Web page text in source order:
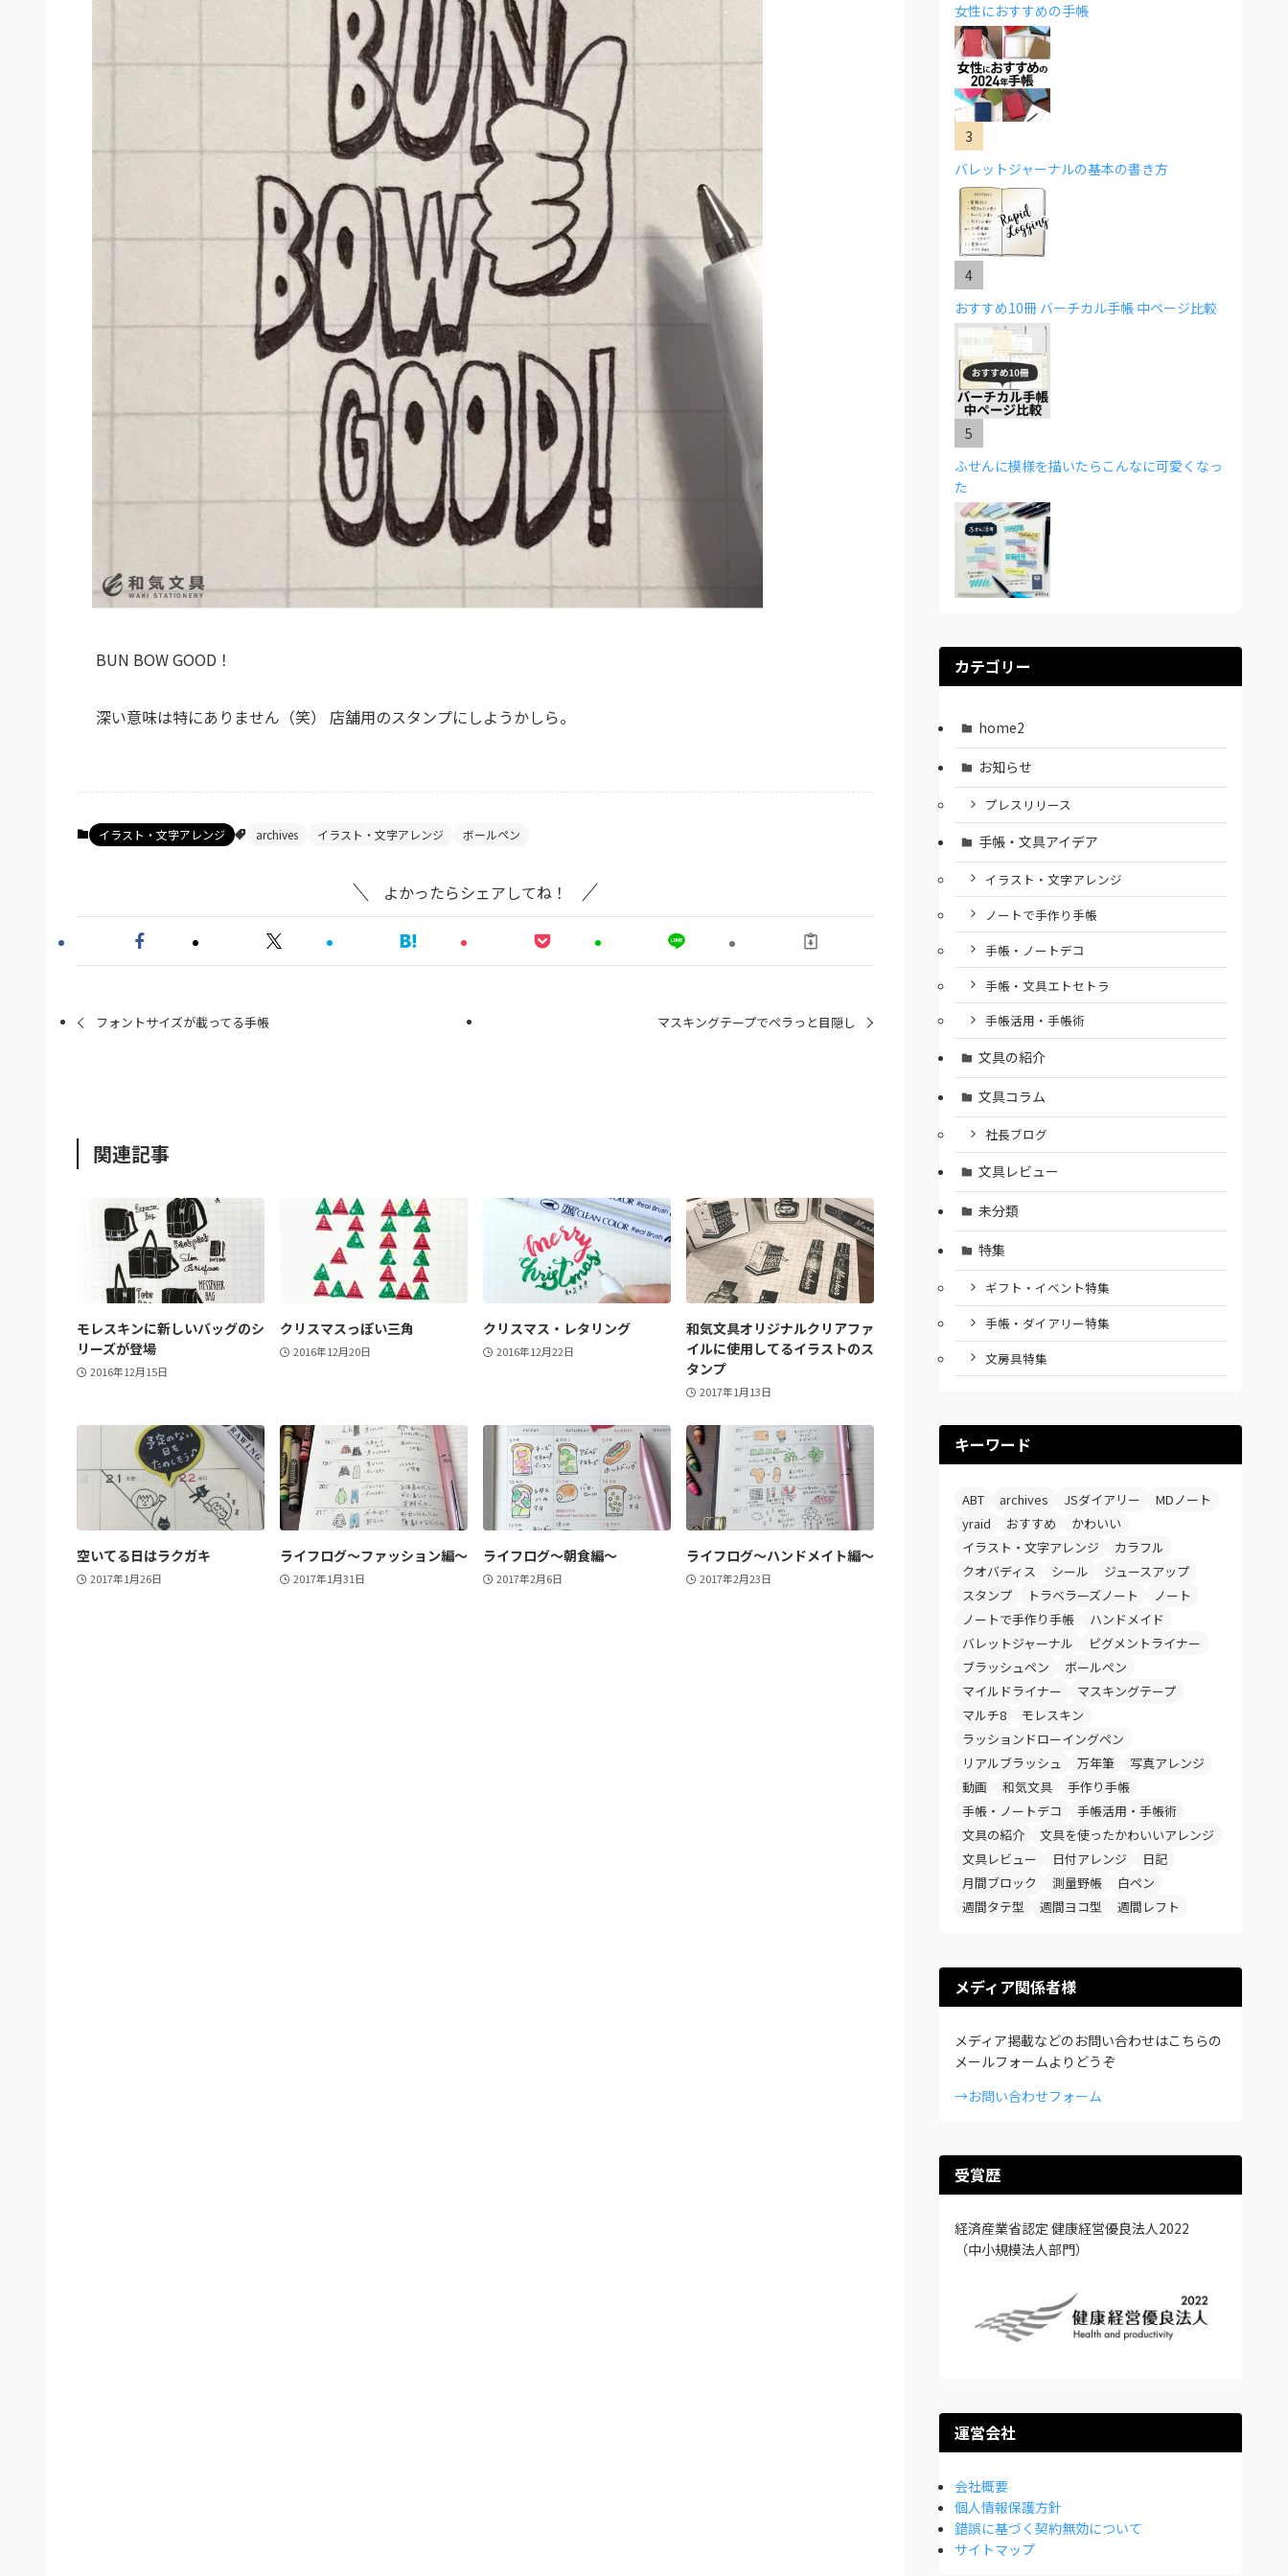
BUN BOW GOOD！
深い意味は特にありません（笑） 店舗用のスタンプにしようかしら。
イラスト・文字アレンジ archives イラスト・文字アレンジ ボールペン
よかったらシェアしてね！
フォントサイズが載ってる手帳 マスキングテープでペラっと目隠し
関連記事
モレスキンに新しいバッグのシ
リーズが登場
2016年12月15日
クリスマスっぽい三角
2016年12月20日
クリスマス・レタリング
2016年12月22日
和気文具オリジナルクリアファ
イルに使用してるイラストのス
タンプ
2017年1月13日
空いてる日はラクガキ
2017年1月26日
ライフログ～ファッション編～
2017年1月31日
ライフログ～朝食編～
2017年2月6日
ライフログ～ハンドメイト編～
2017年2月23日
女性におすすめの手帳
バレットジャーナルの基本の書き方
おすすめ10冊 バーチカル手帳 中ページ比較
ふせんに模様を描いたらこんなに可愛くなっ
た
カテゴリー
home2
お知らせ
プレスリリース
手帳・文具アイデア
イラスト・文字アレンジ
ノートで手作り手帳
手帳・ノートデコ
手帳・文具エトセトラ
手帳活用・手帳術
文具の紹介
文具コラム
社長ブログ
文具レビュー
未分類
特集
ギフト・イベント特集
手帳・ダイアリー特集
文房具特集
キーワード
ABT archives JSダイアリー
MDノート
yraid
おすすめ
かわいい
イラスト・文字アレンジ
カラフル
クオバディス
シール
ジュースアップ
スタンプ
トラベラーズノート
ノート
ノートで手作り手帳
ハンドメイド
バレットジャーナル
ピグメントライナー
ブラッシュペン
ボールペン
マイルドライナー
マスキングテープ
マルチ8
モレスキン
ラッションドローイングペン
リアルブラッシュ
万年筆
写真アレンジ
動画
和気文具
手作り手帳
手帳・ノートデコ
手帳活用・手帳術
文具の紹介
文具を使ったかわいいアレンジ
文具レビュー
日付アレンジ
日記
月間ブロック
測量野帳
白ペン
週間タテ型
週間ヨコ型 週間レフト
メディア関係者様
メディア掲載などのお問い合わせはこちらの
メールフォームよりどうぞ
→お問い合わせフォーム
受賞歴
経済産業省認定 健康経営優良法人2022
（中小規模法人部門）
運営会社
会社概要
個人情報保護方針
錯誤に基づく契約無効について
サイトマップ